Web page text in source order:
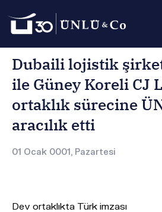
Anasayfa Basın Odası Basın
Dubaili lojistik
ile Güney Koreli CJ
ortaklık sürecine
aracılık etti
01 Ocak 0001, Pazartesi
Dev ortaklıkta Türk imzası